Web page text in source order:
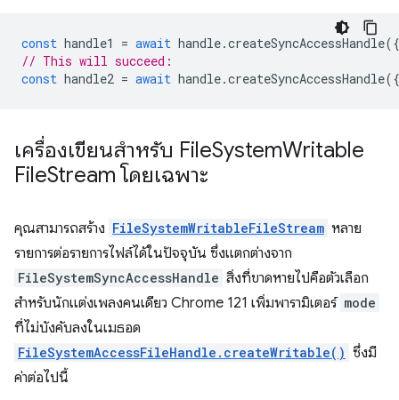
const handle1 = await handle.createSyncAccessHandle({
// This will succeed:
const handle2 = await handle.createSyncAccessHandle({
เครื่องเขียนสำหรับ FileSystemWritable
FileStream โดยเฉพาะ
คุณสามารถสร้าง FileSystemWritableFileStream หลาย
รายการต่อรายการไฟล์ได้ในปัจจุบัน ซึ่งแตกต่างจาก
FileSystemSyncAccessHandle สิ่งที่ขาดหายไปคือตัวเลือก
สำหรับนักแต่งเพลงคนเดียว Chrome 121 เพิ่มพารามิเตอร์ mode
ที่ไม่บังคับลงในเมธอด
FileSystemAccessFileHandle.createWritable() ซึ่งมี
ค่าต่อไปนี้